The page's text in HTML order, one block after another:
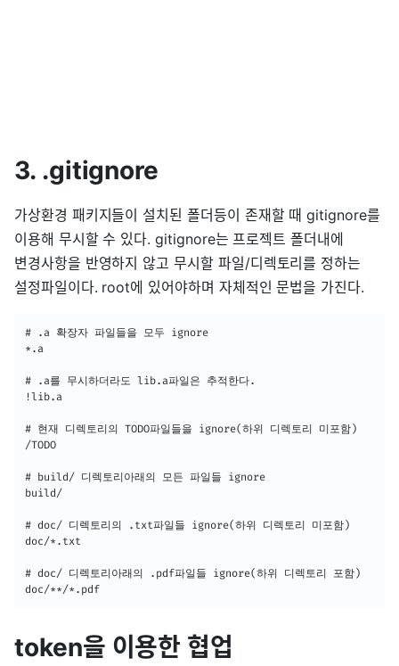
3. .gitignore
가상환경 패키지들이 설치된 폴더등이 존재할 때 gitignore를
이용해 무시할 수 있다. gitignore는 프로젝트 폴더내에
변경사항을 반영하지 않고 무시할 파일/디렉토리를 정하는
설정파일이다. root에 있어야하며 자체적인 문법을 가진다.
# .a 확장자 파일들을 모두 ignore
*.a
# .a를 무시하더라도 lib.a파일은 추적한다.
!lib.a
# 현재 디렉토리의 TODO파일들을 ignore(하위 디렉토리 미포함)
/TODO
# build/ 디렉토리아래의 모든 파일들 ignore
build/
# doc/ 디렉토리의 .txt파일들 ignore(하위 디렉토리 미포함)
doc/*.txt
# doc/ 디렉토리아래의 .pdf파일들 ignore(하위 디렉토리 포함)
doc/**/*.pdf
token을 이용한 협업